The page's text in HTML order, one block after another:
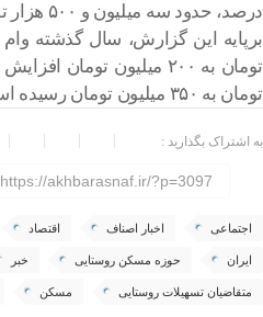
درصد، حدود سه میلیون و ۵۰۰ هزار تومان در ماه خواهد بود.
تومان به ۳۵۰ میلیون تومان رسیده است.
به اشتراک بگذارید :
https://akhbarasnaf.ir/?p=3097
اجتماعی اخبار اصناف اقتصاد
ایران حوزه مسکن روستایی خبر
متقاضیان تسهیلات روستایی مسکن